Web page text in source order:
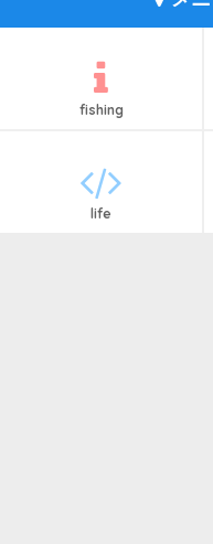
fishing
life